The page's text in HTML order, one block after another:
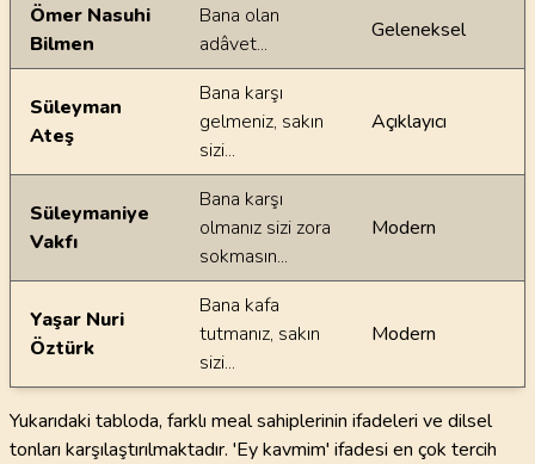
Ömer Nasuhi
Bilmen
Bana olan
adâvet...
Geleneksel
Süleyman
Ateş
Bana karşı
gelmeniz, sakın
sizi...
Açıklayıcı
Süleymaniye
Vakfı
Bana karşı
olmanız sizi zora
sokmasın...
Modern
Yaşar Nuri
Öztürk
Bana kafa
tutmanız, sakın
sizi...
Modern
Yukarıdaki tabloda, farklı meal sahiplerinin ifadeleri ve dilsel
tonları karşılaştırılmaktadır. 'Ey kavmim' ifadesi en çok tercih